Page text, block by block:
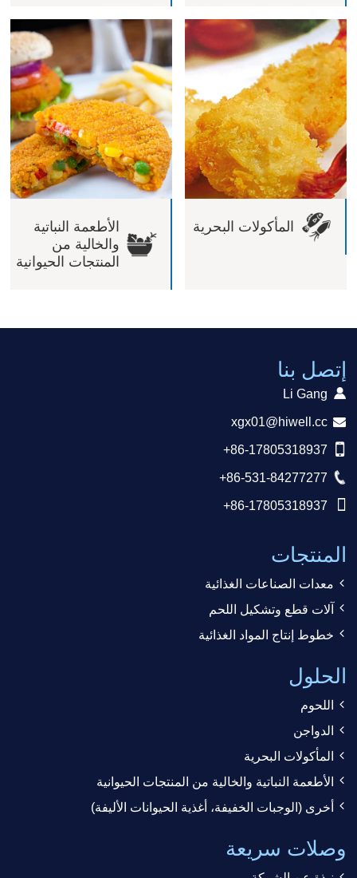
المأكولات البحرية
الأطعمة النباتية
والخالية من
المنتجات الحيوانية
إتصل بنا
Li Gang
xgx01@hiwell.cc
+86-17805318937
+86-531-84277277
+86-17805318937
المنتجات
معدات الصناعات الغذائية
آلات قطع وتشكيل اللحم
خطوط إنتاج المواد الغذائية
الحلول
اللحوم
الدواجن
المأكولات البحرية
الأطعمة النباتية والخالية من المنتجات الحيوانية
أخرى (الوجبات الخفيفة، أغذية الحيوانات الأليفة)
وصلات سريعة